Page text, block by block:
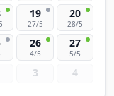
19
27/5
20
28/5
26
4/5
27
5/5
3 4